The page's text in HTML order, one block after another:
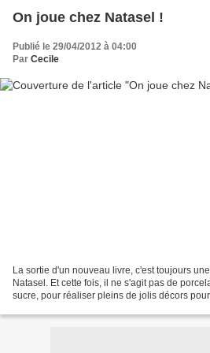
On joue chez Natasel !
Publié le 29/04/2012 à 04:00
Par Cecile
La sortie d'un nouveau livre, c'est toujours
Natasel. Et cette fois, il ne s'agit pas de
sucre, pour réaliser pleins de jolis décors pour